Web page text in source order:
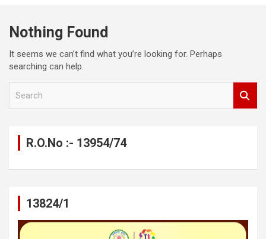
Nothing Found
It seems we can’t find what you’re looking for. Perhaps
searching can help.
R.O.No :- 13954/74
13824/1